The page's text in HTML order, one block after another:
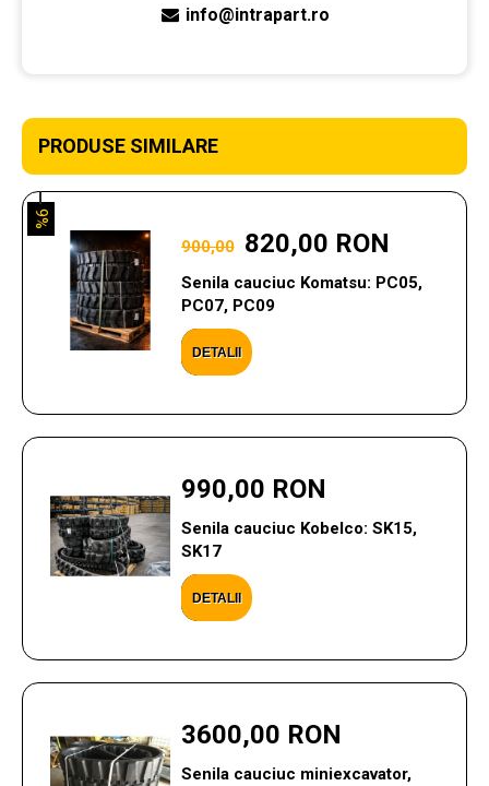
info@intrapart.ro
PRODUSE SIMILARE
900,00 820,00 RON
Senila cauciuc Komatsu: PC05,
PC07, PC09
DETALII
9%
990,00 RON
Senila cauciuc Kobelco: SK15,
SK17
DETALII
3600,00 RON
Senila cauciuc miniexcavator,